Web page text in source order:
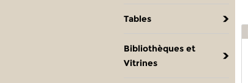
Tables
Bibliothèques et
Vitrines